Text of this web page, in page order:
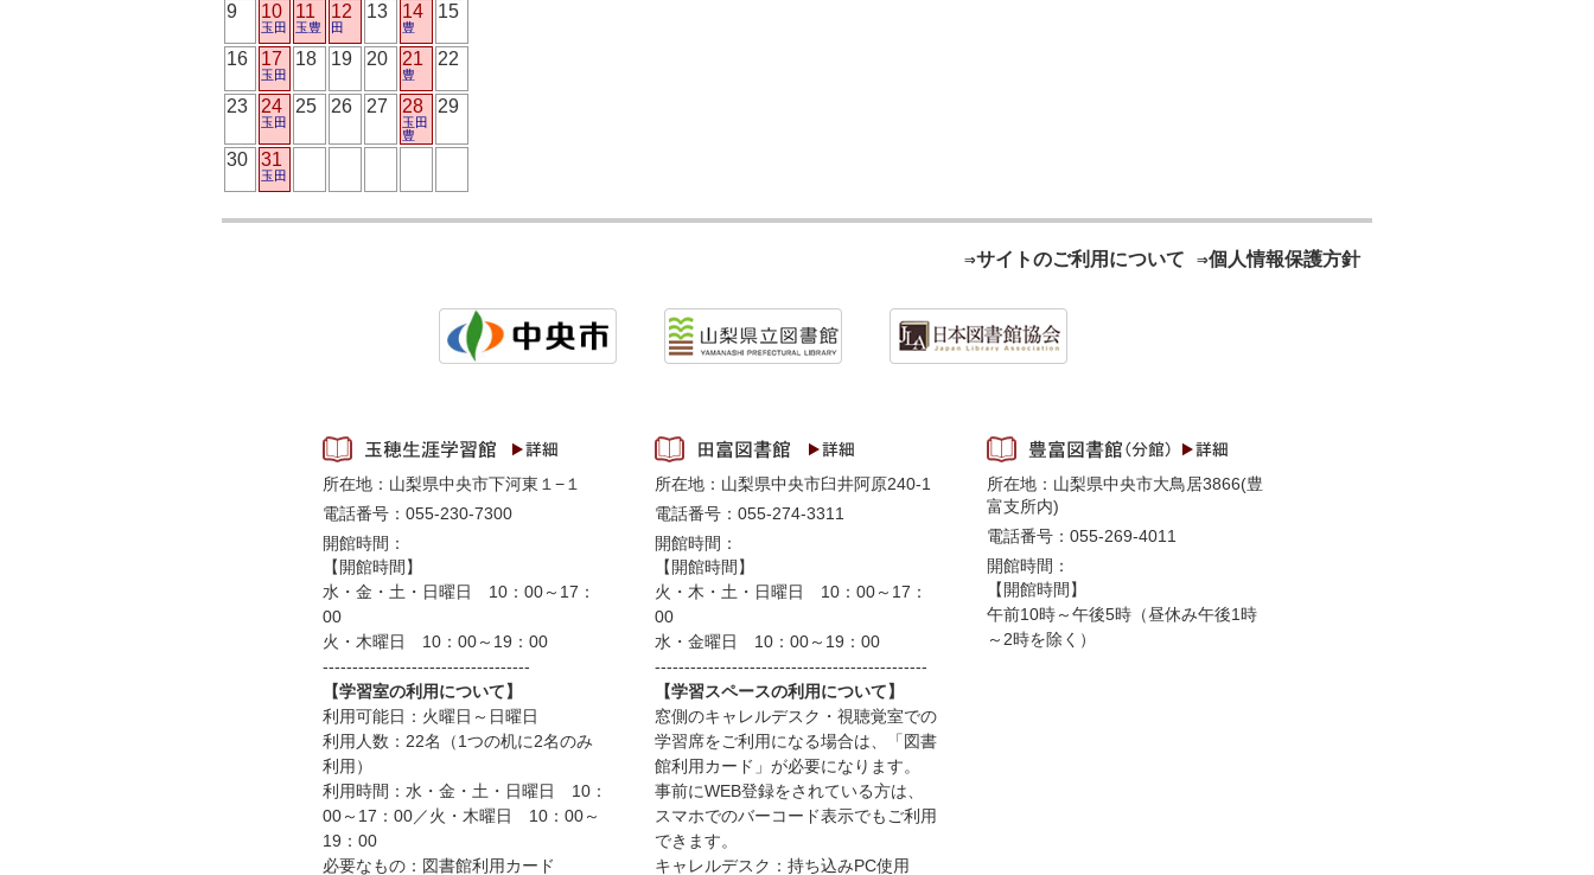
9 10
玉田
11
玉豊
12
田
13 14
豊
15
16 17
玉田
18 19 20 21
豊
22
23 24
玉田
25 26 27 28
玉田
豊
29
30 31
玉田
⇒サイトのご利用について ⇒個人情報保護方針
所在地：山梨県中央市下河東１−１
電話番号：055-230-7300
開館時間：
【開館時間】
水・金・土・日曜日 10：00～17：
00
火・木曜日 10：00～19：00
-----------------------------------
【学習室の利用について】
利用可能日：火曜日～日曜日
利用人数：22名（1つの机に2名のみ
利用）
利用時間：水・金・土・日曜日 10：
00～17：00／火・木曜日 10：00～
19：00
必要なもの：図書館利用カード
所在地：山梨県中央市臼井阿原240-1
電話番号：055-274-3311
開館時間：
【開館時間】
火・木・土・日曜日 10：00～17：
00
水・金曜日 10：00～19：00
----------------------------------------------
【学習スペースの利用について】
窓側のキャレルデスク・視聴覚室での
学習席をご利用になる場合は、「図書
館利用カード」が必要になります。
事前にWEB登録をされている方は、
スマホでのバーコード表示でもご利用
できます。
キャレルデスク：持ち込みPC使用
所在地：山梨県中央市大鳥居3866(豊
富支所内)
電話番号：055-269-4011
開館時間：
【開館時間】
午前10時～午後5時（昼休み午後1時
～2時を除く）